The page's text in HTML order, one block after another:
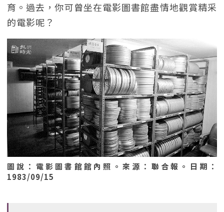
育。過去，你可曾坐在電影圖書館盡情地觀賞精采
的電影呢？
圖說：電影圖書館館內照。來源：聯合報。日期：
1983/09/15